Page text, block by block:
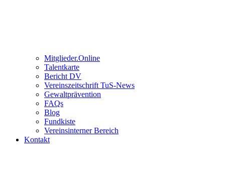
Mitglieder.Online
Talentkarte
Bericht DV
Vereinszeitschrift TuS-News
Gewaltprävention
FAQs
Blog
Fundkiste
Vereinsinterner Bereich
Kontakt